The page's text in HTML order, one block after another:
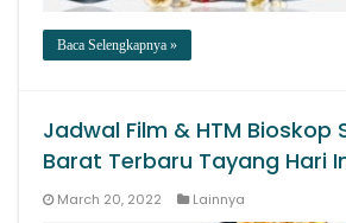
Baca Selengkapnya »
Jadwal Film & HTM Bioskop
Barat Terbaru Tayang Hari
March 20, 2022 Lainnya